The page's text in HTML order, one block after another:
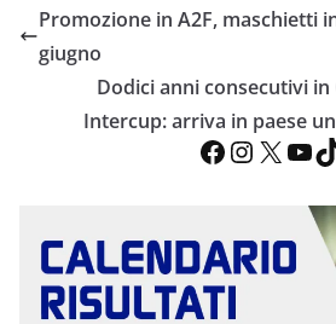
Promozione in A2F, maschietti
giugno
Dodici anni consecutivi in
Intercup: arriva in paese
Facebook InstagramX YouTube TikTok